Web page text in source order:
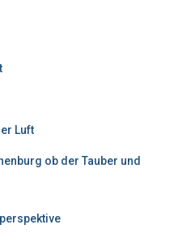
Luft
ob der Tauber und